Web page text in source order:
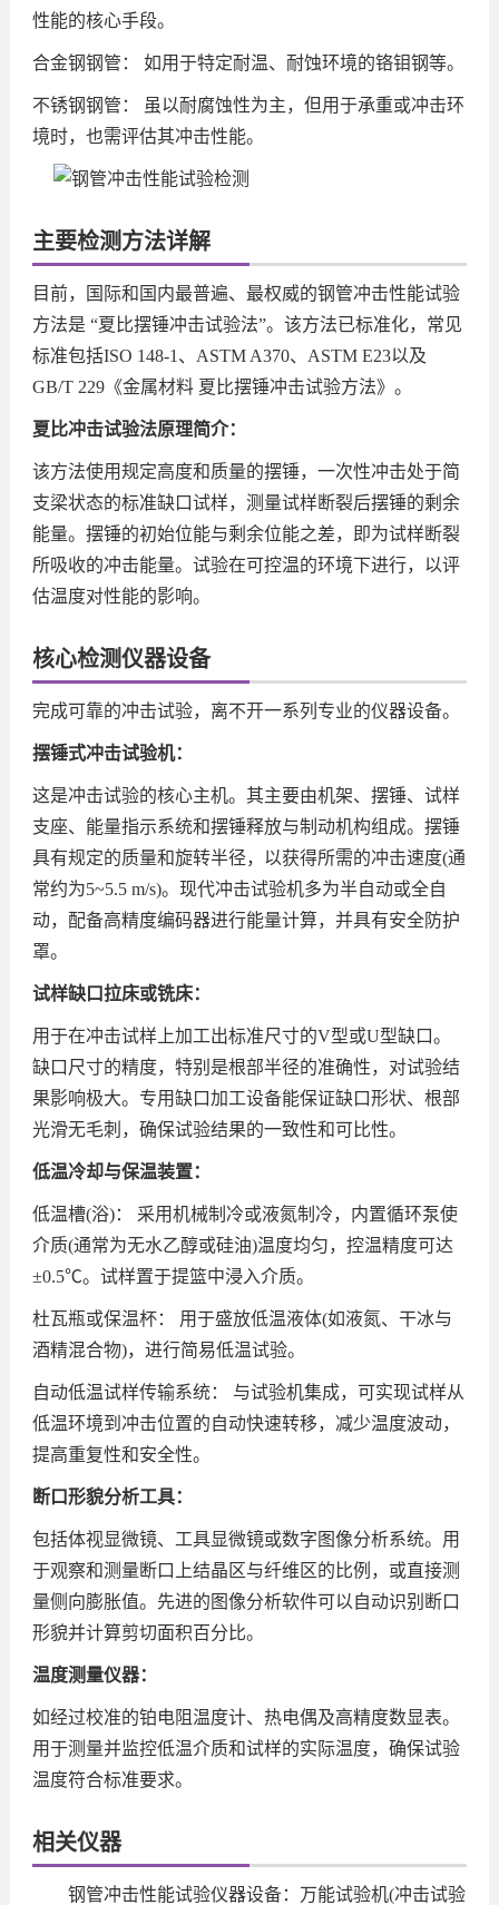
性能的核心手段。
合金钢钢管： 如用于特定耐温、耐蚀环境的铬钼钢等。
不锈钢钢管： 虽以耐腐蚀性为主，但用于承重或冲击环
境时，也需评估其冲击性能。
主要检测方法详解
目前，国际和国内最普遍、最权威的钢管冲击性能试验
方法是 “夏比摆锤冲击试验法”。该方法已标准化，常见
标准包括ISO 148-1、ASTM A370、ASTM E23以及
GB/T 229《金属材料 夏比摆锤冲击试验方法》。
夏比冲击试验法原理简介：
该方法使用规定高度和质量的摆锤，一次性冲击处于简
支梁状态的标准缺口试样，测量试样断裂后摆锤的剩余
能量。摆锤的初始位能与剩余位能之差，即为试样断裂
所吸收的冲击能量。试验在可控温的环境下进行，以评
估温度对性能的影响。
核心检测仪器设备
完成可靠的冲击试验，离不开一系列专业的仪器设备。
摆锤式冲击试验机：
这是冲击试验的核心主机。其主要由机架、摆锤、试样
支座、能量指示系统和摆锤释放与制动机构组成。摆锤
具有规定的质量和旋转半径，以获得所需的冲击速度(通
常约为5~5.5 m/s)。现代冲击试验机多为半自动或全自
动，配备高精度编码器进行能量计算，并具有安全防护
罩。
试样缺口拉床或铣床：
用于在冲击试样上加工出标准尺寸的V型或U型缺口。
缺口尺寸的精度，特别是根部半径的准确性，对试验结
果影响极大。专用缺口加工设备能保证缺口形状、根部
光滑无毛刺，确保试验结果的一致性和可比性。
低温冷却与保温装置：
低温槽(浴)： 采用机械制冷或液氮制冷，内置循环泵使
介质(通常为无水乙醇或硅油)温度均匀，控温精度可达
±0.5℃。试样置于提篮中浸入介质。
杜瓦瓶或保温杯： 用于盛放低温液体(如液氮、干冰与
酒精混合物)，进行简易低温试验。
自动低温试样传输系统： 与试验机集成，可实现试样从
低温环境到冲击位置的自动快速转移，减少温度波动，
提高重复性和安全性。
断口形貌分析工具：
包括体视显微镜、工具显微镜或数字图像分析系统。用
于观察和测量断口上结晶区与纤维区的比例，或直接测
量侧向膨胀值。先进的图像分析软件可以自动识别断口
形貌并计算剪切面积百分比。
温度测量仪器：
如经过校准的铂电阻温度计、热电偶及高精度数显表。
用于测量并监控低温介质和试样的实际温度，确保试验
温度符合标准要求。
相关仪器
钢管冲击性能试验仪器设备：万能试验机(冲击试验